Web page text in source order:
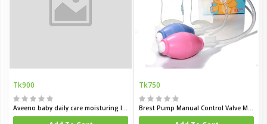
Tk900
Aveeno baby daily care moisturing lotion for sensitive skin 150 ml
Tk750
Brest Pump Manual Control Valve Mom Breastfeeding Baby Milk Suction Feeding Newborn Bottle